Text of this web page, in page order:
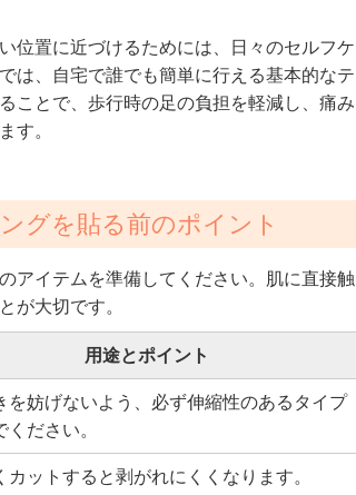
位置に近づけるためには、日々のセルフケ
は、自宅で誰でも簡単に行える基本的なテ
ことで、歩行時の足の負担を軽減し、痛み
す。
グを貼る前のポイント
アイテムを準備してください。肌に直接触
が大切です。
用途とポイント
を妨げないよう、必ず伸縮性のあるタイプ
ください。
カットすると剥がれにくくなります。